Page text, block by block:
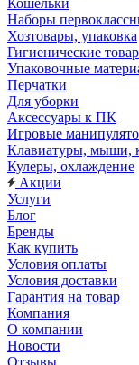
Кошельки
Наборы
Хозтовары, упаковка
Гигиенические
Упаковочные
Перчатки
Для уборки
Аксессуары к ПК
Игровые
Клавиатуры, мыши,
Кулеры, охлаждение
Акции
Услуги
Блог
Бренды
Как купить
Условия оплаты
Условия доставки
Гарантия на товар
Компания
О компании
Новости
Отзывы